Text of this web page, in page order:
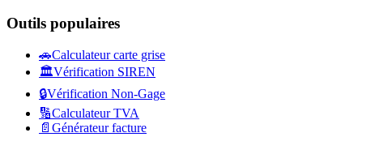
Outils populaires
🚗Calculateur carte grise
🏛️Vérification SIREN
🔒Vérification Non-Gage
🔢Calculateur TVA
📄 Générateur facture